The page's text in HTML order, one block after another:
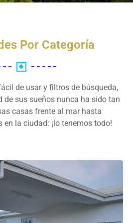
Por Categoría
de usar y filtros de búsqueda,
de sus sueños nunca ha sido tan
casas frente al mar hasta
en la ciudad: ¡lo tenemos todo!